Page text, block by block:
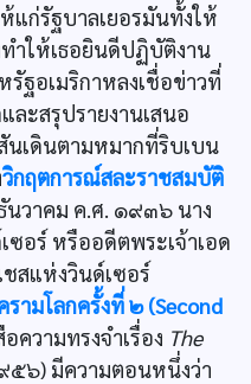
แก่รัฐบาลเยอรมันทั้งให้
ำให้เธอยินดีปฏิบัติงาน
รัฐอเมริกาหลงเชื่อข่าวที่
ละสรุปรายงานเสนอ
นเดินตามหมากที่ริบเบน
วิกฤตการณ์สละราชสมบัติ
นวาคม ค.ศ. ๑๙๓๖ นาง
อร์ หรืออดีตพระเจ้าเอด
ชสแห่งวินด์เซอร์
รามโลกครั้งที่ ๒ (Second
ความทรงจำเรื่อง The
๕๖) มีความตอนหนึ่งว่า